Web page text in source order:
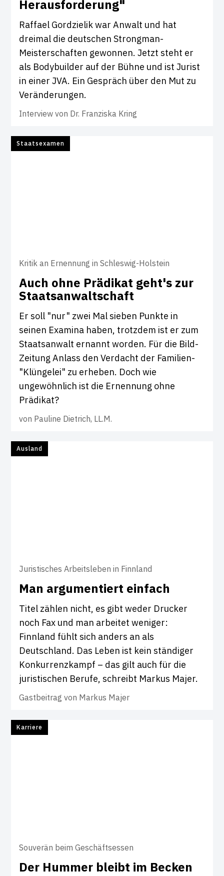
Her­aus­for­de­rung"
Raffael Gordzielik war Anwalt und hat
dreimal die deutschen Strongman-
Meisterschaften gewonnen. Jetzt steht er
als Bodybuilder auf der Bühne und ist Jurist
in einer JVA. Ein Gespräch über den Mut zu
Veränderungen.
Interview von Dr. Franziska Kring
Staatsexamen
Kritik an Ernennung in Schleswig-Holstein
Auch ohne Prä­d­ikat geht's zur
Staats­an­walt­schaft
Er soll "nur" zwei Mal sieben Punkte in
seinen Examina haben, trotzdem ist er zum
Staatsanwalt ernannt worden. Für die Bild-
Zeitung Anlass den Verdacht der Familien-
"Klüngelei" zu erheben. Doch wie
ungewöhnlich ist die Ernennung ohne
Prädikat?
von Pauline Dietrich, LL.M.
Ausland
Juristisches Arbeitsleben in Finnland
Man argu­men­tiert ein­fach
Titel zählen nicht, es gibt weder Drucker
noch Fax und man arbeitet weniger:
Finnland fühlt sich anders an als
Deutschland. Das Leben ist kein ständiger
Konkurrenzkampf – das gilt auch für die
juristischen Berufe, schreibt Markus Majer.
Gastbeitrag von Markus Majer
Karriere
Souverän beim Geschäftsessen
Der Hummer bleibt im Becken